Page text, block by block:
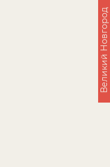
Великий Новгород